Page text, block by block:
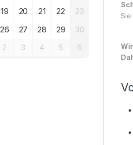
Sie
19 20 21 22
23
26 27 28 29
30
2 3 4 5 6